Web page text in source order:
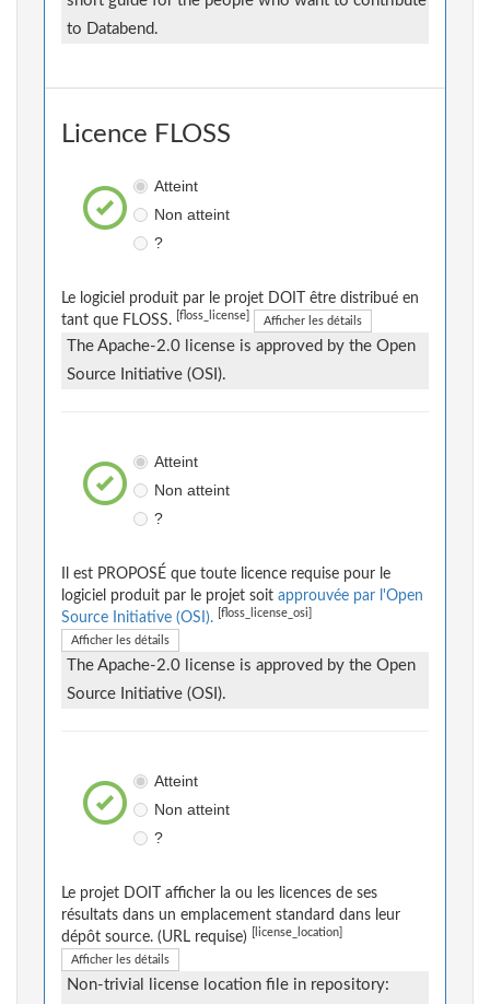
to Databend.
Licence FLOSS
Atteint
Non atteint
?
Le logiciel produit par le projet DOIT être distribué en
tant que FLOSS.
[floss_license] Afficher les détails
The Apache-2.0 license is approved by the Open
Source Initiative (OSI).
Atteint
Non atteint
?
Il est PROPOSÉ que toute licence requise pour le
logiciel produit par le projet soit approuvée par l'Open
Source Initiative (OSI).
[floss_license_osi]
Afficher les détails
The Apache-2.0 license is approved by the Open
Source Initiative (OSI).
Atteint
Non atteint
?
Le projet DOIT afficher la ou les licences de ses
résultats dans un emplacement standard dans leur
dépôt source. (URL requise)
[license_location]
Afficher les détails
Non-trivial license location file in repository: